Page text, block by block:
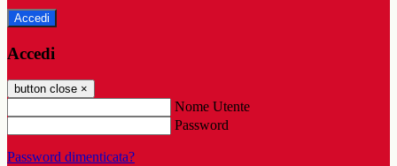
Accedi
Accedi
button close ×
Nome Utente
Password
Password dimenticata?